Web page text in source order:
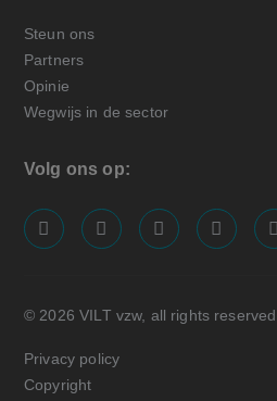
Steun ons
Partners
Opinie
Wegwijs in de sector
Volg ons op:
screenreader.visit us on
screenreader.visit
© 2026 VILT vzw, all rights reserved
Privacy policy
Copyright